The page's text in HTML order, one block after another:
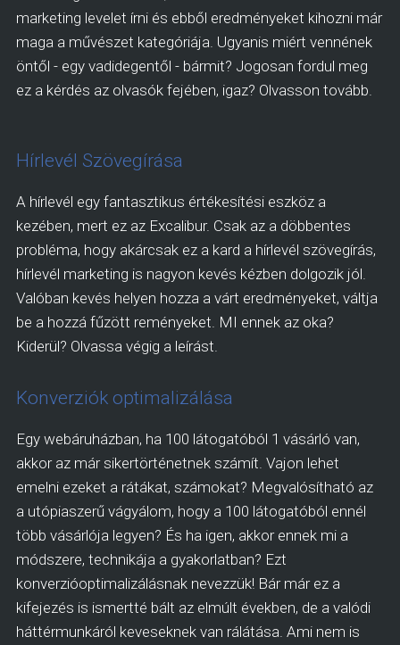
marketing levelet írni és ebből eredményeket kihozni már
maga a művészet kategóriája. Ugyanis miért vennének
öntől - egy vadidegentől - bármit? Jogosan fordul meg
ez a kérdés az olvasók fejében, igaz? Olvasson tovább.
Hírlevél Szövegírása
A hírlevél egy fantasztikus értékesítési eszköz a
kezében, mert ez az Excalibur. Csak az a döbbentes
probléma, hogy akárcsak ez a kard a hírlevél szövegírás,
hírlevél marketing is nagyon kevés kézben dolgozik jól.
Valóban kevés helyen hozza a várt eredményeket, váltja
be a hozzá fűzött reményeket. MI ennek az oka?
Kiderül? Olvassa végig a leírást.
Konverziók optimalizálása
Egy webáruházban, ha 100 látogatóból 1 vásárló van,
akkor az már sikertörténetnek számít. Vajon lehet
emelni ezeket a rátákat, számokat? Megvalósítható az
a utópiaszerű vágyálom, hogy a 100 látogatóból ennél
több vásárlója legyen? És ha igen, akkor ennek mi a
módszere, technikája a gyakorlatban? Ezt
konverzióoptimalizálásnak nevezzük! Bár már ez a
kifejezés is ismertté bált az elmúlt években, de a valódi
háttérmunkáról keveseknek van rálátása. Ami nem is